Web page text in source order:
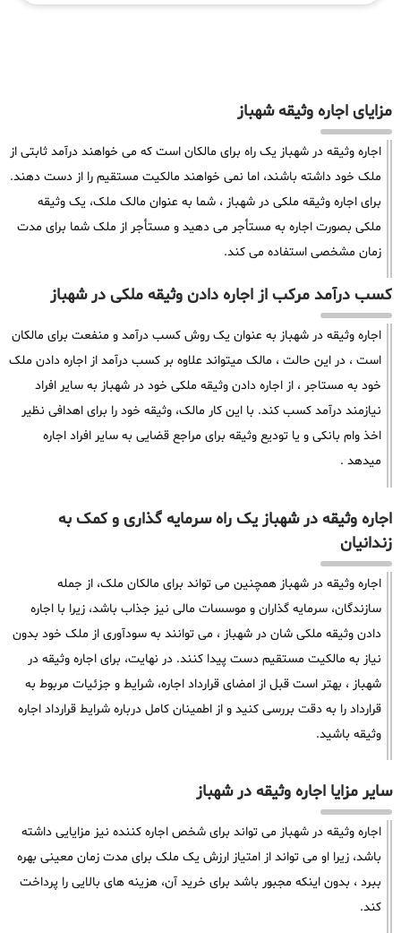
مزایای اجاره وثیقه شهباز
اجاره وثیقه در شهباز یک راه برای مالکان است که می خواهند درآمد ثابتی از
ملک خود داشته باشند، اما نمی خواهند مالکیت مستقیم را از دست دهند.
برای اجاره وثیقه ملکی در شهباز ، شما به عنوان مالک ملک، یک وثیقه
ملکی بصورت اجاره به مستأجر می دهید و مستأجر از ملک شما برای مدت
زمان مشخصی استفاده می کند.
کسب درآمد مرکب از اجاره دادن وثیقه ملکی در شهباز
اجاره وثیقه در شهباز به عنوان یک روش کسب درآمد و منفعت برای مالکان
است ، در این حالت ، مالک میتواند علاوه بر کسب درآمد از اجاره دادن ملک
خود به مستاجر ، از اجاره دادن وثیقه ملکی خود در شهباز به سایر افراد
نیازمند درآمد کسب کند. با این کار مالک، وثیقه خود را برای اهدافی نظیر
اخذ وام بانکی و یا تودیع وثیقه برای مراجع قضایی به سایر افراد اجاره
میدهد .
اجاره وثیقه در شهباز یک راه سرمایه گذاری و کمک به
زندانیان
اجاره وثیقه در شهباز همچنین می تواند برای مالکان ملک، از جمله
سازندگان، سرمایه گذاران و موسسات مالی نیز جذاب باشد، زیرا با اجاره
دادن وثیقه ملکی شان در شهباز ، می توانند به سودآوری از ملک خود بدون
نیاز به مالکیت مستقیم دست پیدا کنند. در نهایت، برای اجاره وثیقه در
شهباز ، بهتر است قبل از امضای قرارداد اجاره، شرایط و جزئیات مربوط به
قرارداد را به دقت بررسی کنید و از اطمینان کامل درباره شرایط قرارداد اجاره
وثیقه باشید.
سایر مزایا اجاره وثیقه در شهباز
اجاره وثیقه در شهباز می تواند برای شخص اجاره کننده نیز مزایایی داشته
باشد، زیرا او می تواند از امتیاز ارزش یک ملک برای مدت زمان معینی بهره
ببرد ، بدون اینکه مجبور باشد برای خرید آن، هزینه های بالایی را پرداخت
کند.